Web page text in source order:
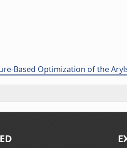
Based Optimization of the